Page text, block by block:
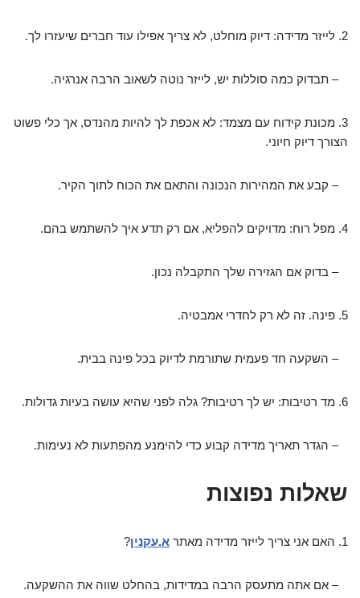
2. לייזר מדידה: דיוק מוחלט, לא צריך אפילו עוד חברים שיעזרו לך.
– תבדוק כמה סוללות יש, לייזר נוטה לשאוב הרבה אנרגיה.
3. מכונת קידוח עם מצמד: לא אכפת לך להיות מהנדס, אך כלי פשוט
הצורך דיוק חיוני.
– קבע את המהירות הנכונה והתאם את הכוח לתוך הקיר.
4. מפל רוח: מדויקים להפליא, אם רק תדע איך להשתמש בהם.
– בדוק אם הגזירה שלך התקבלה נכון.
5. פינה. זה לא רק לחדרי אמבטיה.
– השקעה חד פעמית שתורמת לדיוק בכל פינה בבית.
6. מד רטיבות: יש לך רטיבות? גלה לפני שהיא עושה בעיות גדולות.
– הגדר תאריך מדידה קבוע כדי להימנע מהפתעות לא נעימות.
שאלות נפוצות
1. האם אני צריך לייזר מדידה מאתר א.עקנין?
– אם אתה מתעסק הרבה במדידות, בהחלט שווה את ההשקעה.